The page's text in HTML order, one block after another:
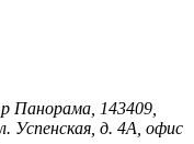
Панорама, 143409,
Успенская, д. 4А, офис